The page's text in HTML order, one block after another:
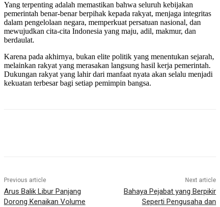
Yang terpenting adalah memastikan bahwa seluruh kebijakan
pemerintah benar-benar berpihak kepada rakyat, menjaga integritas
dalam pengelolaan negara, memperkuat persatuan nasional, dan
mewujudkan cita-cita Indonesia yang maju, adil, makmur, dan
berdaulat.
Karena pada akhirnya, bukan elite politik yang menentukan sejarah,
melainkan rakyat yang merasakan langsung hasil kerja pemerintah.
Dukungan rakyat yang lahir dari manfaat nyata akan selalu menjadi
kekuatan terbesar bagi setiap pemimpin bangsa.
Previous article
Arus Balik Libur Panjang
Dorong Kenaikan Volume
Next article
Bahaya Pejabat yang Berpikir
Seperti Pengusaha dan